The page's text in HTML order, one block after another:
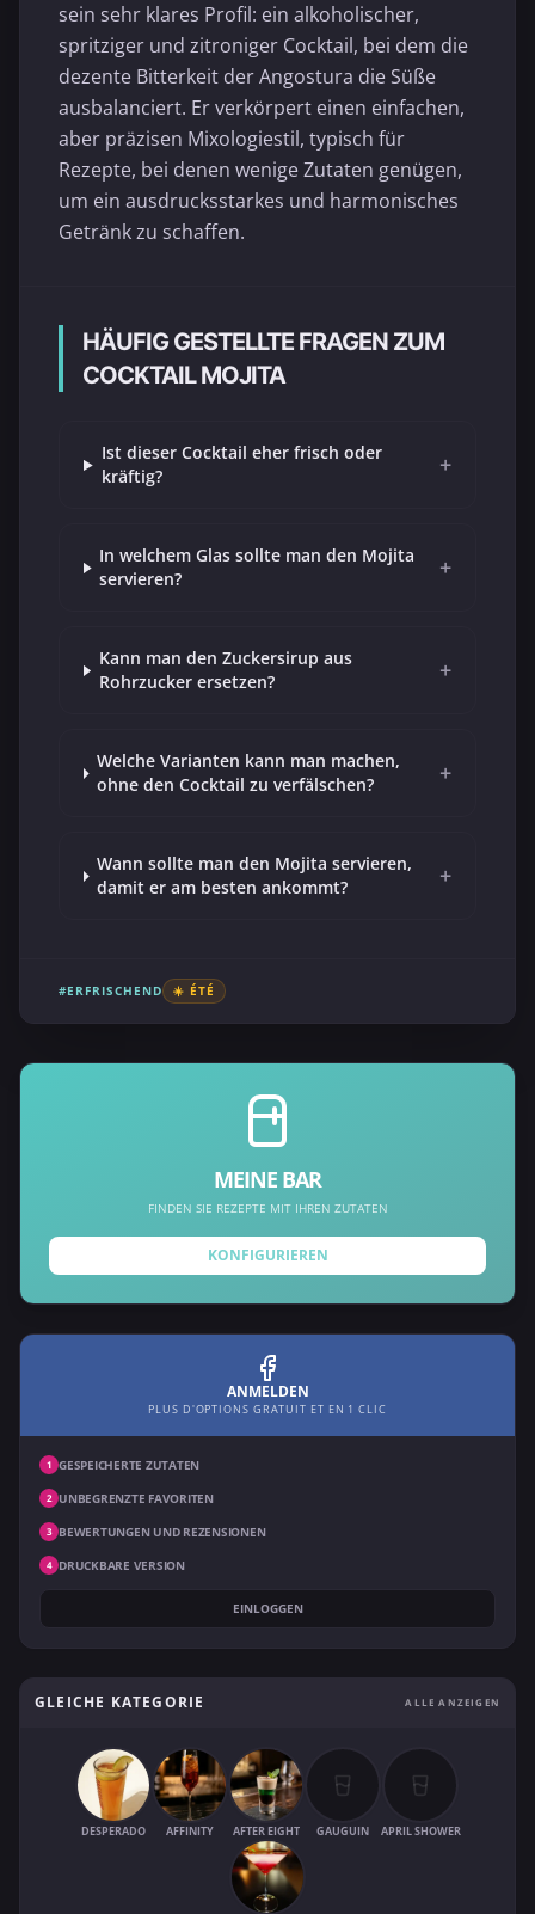
sein sehr klares Profil: ein alkoholischer,
spritziger und zitroniger Cocktail, bei dem die
dezente Bitterkeit der Angostura die Süße
ausbalanciert. Er verkörpert einen einfachen,
aber präzisen Mixologiestil, typisch für
Rezepte, bei denen wenige Zutaten genügen,
um ein ausdrucksstarkes und harmonisches
Getränk zu schaffen.
HÄUFIG GESTELLTE FRAGEN ZUM
COCKTAIL MOJITA
Ist dieser Cocktail eher frisch oder
kräftig?
+
In welchem Glas sollte man den Mojita
servieren?
+
Kann man den Zuckersirup aus
Rohrzucker ersetzen?
+
Welche Varianten kann man machen,
ohne den Cocktail zu verfälschen?
+
Wann sollte man den Mojita servieren,
damit er am besten ankommt?
+
#ERFRISCHEND ☀️ ÉTÉ
MEINE BAR
FINDEN SIE REZEPTE MIT IHREN ZUTATEN
KONFIGURIEREN
ANMELDEN
PLUS D'OPTIONS GRATUIT ET EN 1 CLIC
1 GESPEICHERTE ZUTATEN
2 UNBEGRENZTE FAVORITEN
3 BEWERTUNGEN UND REZENSIONEN
4 DRUCKBARE VERSION
EINLOGGEN
GLEICHE KATEGORIE ALLE ANZEIGEN
DESPERADO AFFINITY AFTER EIGHT GAUGUIN APRIL SHOWER